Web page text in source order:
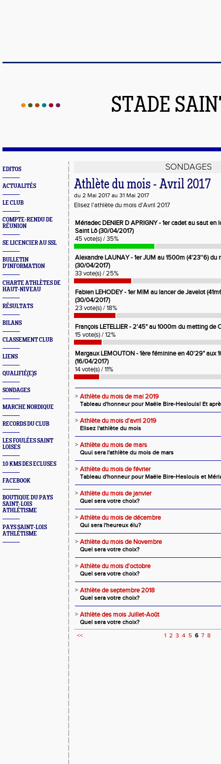
STADE
EDITOS
ACTUALITÉS
LE CLUB
COMPTE-RENDU DE
RÉUNION
SE LICENCIER AU SSL
BULLETIN
D'INFORMATION
CHARTE ATHLÈTES DE
HAUT-NIVEAU
RÉSULTATS
BILANS
CLASSEMENT CLUB
LIENS
QUALIFIÉ(E)S
SONDAGES
MARCHE NORDIQUE
RECORDS DU CLUB
LES FOULÉES SAINT
LOISES
10 KMS DES ECLUSES
FACEBOOK
BOUTIQUE DU PAYS
SAINT-LOIS
ATHLÉTISME
PAYS SAINT-LOIS
ATHLÉTISME
SONDAGES
Athlète du mois - Avril 2017
du 2 Mai 2017 au 31 Mai 2017
Elisez l'athlète du mois d'Avril 2017
Mériadec DENIER D APRIGNY - 1er cadet au saut
Saint Lô (30/04/2017)
45 vote(s) / 35%
Alexandre LAUNAY - 1er JUM au 1500m (4'23''6) du
(30/04/2017)
33 vote(s) / 25%
Fabien LEHODEY - 1er MIM au lancer de Javelot
(30/04/2017)
23 vote(s) / 18%
François LETELLIER - 2'45" au 1000m du metting de
15 vote(s) / 12%
Margaux LEMOUTON - 1ère féminine en 40'29" aux
(16/04/2017)
14 vote(s) / 11%
> Athlète du mois de mai 2019
Tableau d'honneur pour Maële Bire-Heslouis! Et
> Athlète du mois d'avril 2019
Elisez l'athlète du mois
> Athlète du mois de mars
Quui sera l'athlète du mois de mars
> Athlète du mois de février
Tableau d'honneur pour Maële Bire-Heslouis et
> Athlète du mois de janvier
Quel sera votre choix?
> Athlète du mois de décembre
Qui sera l'heureux élu?
> Athlète du mois de Novembre
Quel sera votre choix?
> Athlète du mois d'octobre
Quel sera votre choix?
> Athlète de septembre 2018
Quel sera votre choix?
> Athlète des mois Juillet-Août
Quel sera votre choix?
<<
1 2 3 4 5 6 7 8